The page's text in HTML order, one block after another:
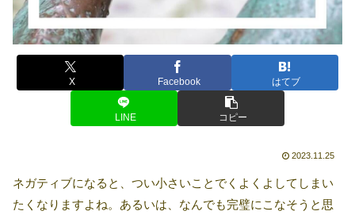
X Facebook はてブ
LINE コピー
2023.11.25
ネガティブになると、つい小さいことでくよくよしてしまい
たくなりますよね。あるいは、なんでも完璧にこなそうと思